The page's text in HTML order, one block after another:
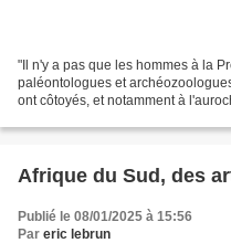
"Il n'y a pas que les hommes à la
paléontologues et
ont côtoyés, et notamment à
Afrique du Sud, des
Publié le 08/01/2025 à 15:56
Par eric lebrun